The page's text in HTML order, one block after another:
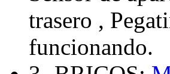
trasero ,
funcionando.